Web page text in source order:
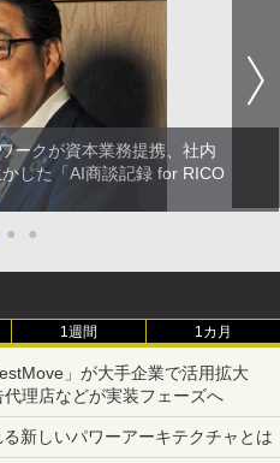
ークが資本業務提携、社内
した「AI商談記録 for RICO
● ●
1週間 1カ月
」が大手企業で活用拡大
理店などが実装フェーズへ
新しいパワーアーキテクチャとは